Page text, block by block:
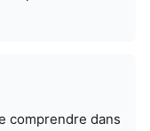
comprendre dans